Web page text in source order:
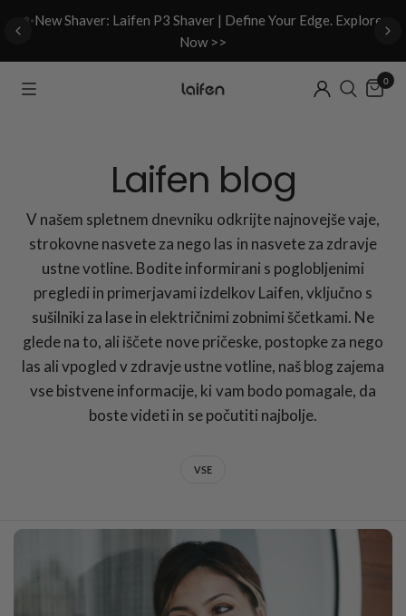
✨New Shaver: Laifen P3 Shaver | Define Your Edge. Explore
Now >>
0
Laifen blog
V našem spletnem dnevniku odkrijte najnovejše vaje,
strokovne nasvete za nego las in nasvete za zdravje
ustne votline. Bodite informirani s poglobljenimi
pregledi in primerjavami izdelkov Laifen, vključno s
sušilniki za lase in električnimi zobnimi ščetkami. Ne
glede na to, ali iščete nove pričeske, postopke za nego
las ali vpogled v zdravje ustne votline, naš blog zajema
vse bistvene informacije, ki vam bodo pomagale, da
boste videti in se počutiti najbolje.
VSE